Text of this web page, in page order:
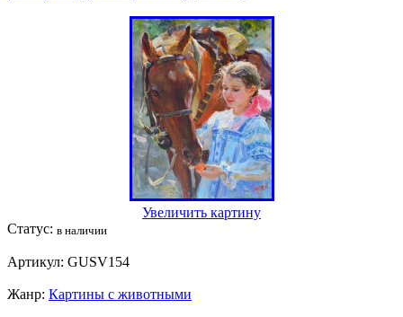
Увеличить картину
Статус: в наличии
Артикул: GUSV154
Жанр: Картины с животными